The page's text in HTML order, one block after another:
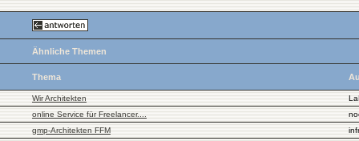
Ähnliche Themen
Thema
Wir Architekten
online Service für Freelancer....
gmp-Architekten FFM